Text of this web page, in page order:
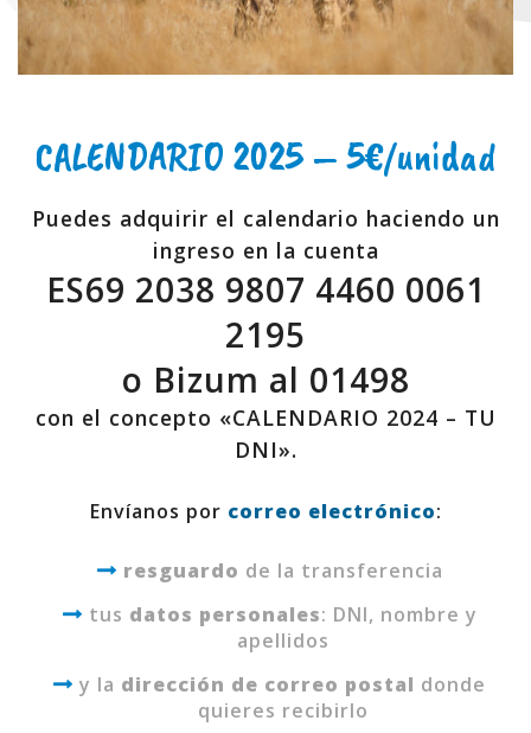
CALENDARIO 2025 – 5€/unidad
Puedes adquirir el calendario haciendo un
ingreso en la cuenta
ES69 2038 9807 4460 0061
2195
o Bizum al 01498
con el concepto «CALENDARIO 2024 – TU
DNI».
Envíanos por correo electrónico:
resguardo de la transferencia
tus datos personales: DNI, nombre y
apellidos
y la dirección de correo postal donde
quieres recibirlo